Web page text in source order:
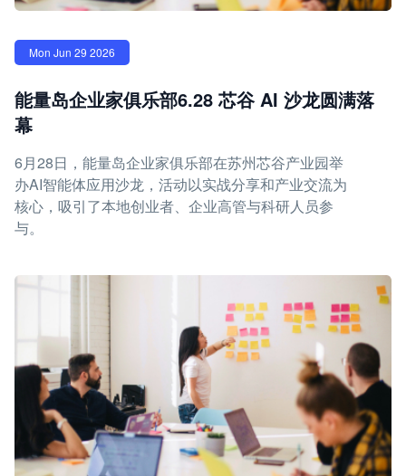
Mon Jun 29 2026
能量岛企业家俱乐部6.28 芯谷 AI 沙龙圆满落
幕
6月28日，能量岛企业家俱乐部在苏州芯谷产业园举
办AI智能体应用沙龙，活动以实战分享和产业交流为
核心，吸引了本地创业者、企业高管与科研人员参
与。